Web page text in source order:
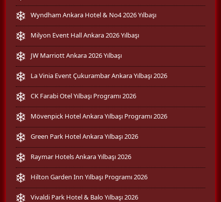
Wyndham Ankara Hotel & No4 2026 Yılbaşı
Milyon Event Hall Ankara 2026 Yılbaşı
JW Marriott Ankara 2026 Yılbaşı
La Vinia Event Çukurambar Ankara Yılbaşı 2026
CK Farabi Otel Yılbaşı Programı 2026
Mövenpick Hotel Ankara Yılbaşı Programı 2026
Green Park Hotel Ankara Yılbaşı 2026
Raymar Hotels Ankara Yılbaşı 2026
Hilton Garden Inn Yılbaşı Programı 2026
Vivaldi Park Hotel & Balo Yılbaşı 2026